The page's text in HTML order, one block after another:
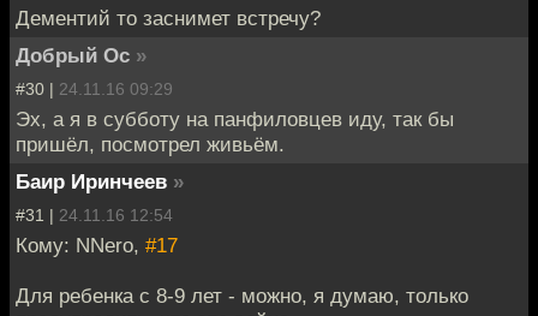
Дементий то заснимет встречу?
Добрый Ос »
#30 | 24.11.16 09:29
Эх, а я в субботу на панфиловцев иду, так бы
пришёл, посмотрел живьём.
Баир Иринчеев »
#31 | 24.11.16 12:54
Кому: NNero, #17
Для ребенка с 8-9 лет - можно, я думаю, только